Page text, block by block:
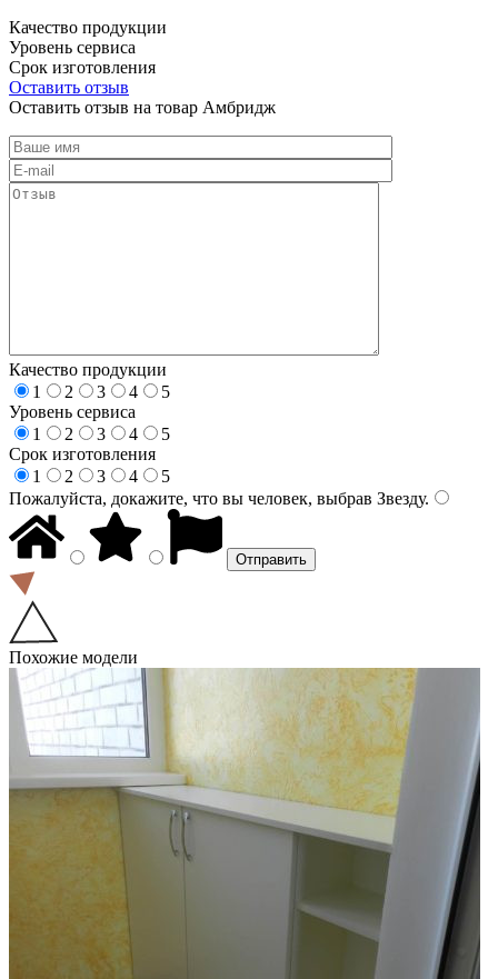
Качество продукции
Уровень сервиса
Срок изготовления
Оставить отзыв
Оставить отзыв на товар Амбридж
Качество продукции
1
2 3 4
5
Уровень сервиса
1
2 3 4
5
Срок изготовления
1
2 3 4
5
Пожалуйста, докажите, что вы человек, выбрав Звезду.
Похожие модели